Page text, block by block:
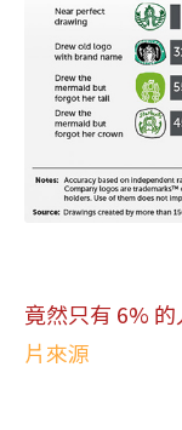
竟然只有 6%
片來源